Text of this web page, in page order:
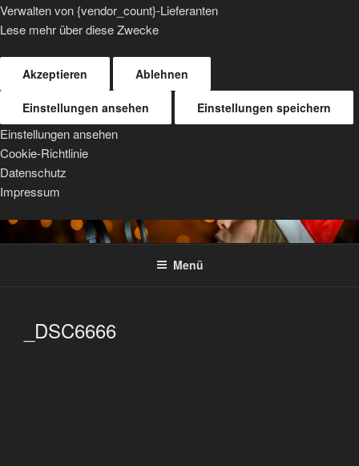
Verwalten von {vendor_count}-Lieferanten
Lese mehr über diese Zwecke
Akzeptieren Ablehnen
Einstellungen ansehen Einstellungen speichern
Einstellungen ansehen
Cookie-Richtlinie
Datenschutz
Impressum
Zum
InhaltTRIPOD MOUNTS
For Sigma, Sony, and Tamron lenses
Menü
_DSC6666